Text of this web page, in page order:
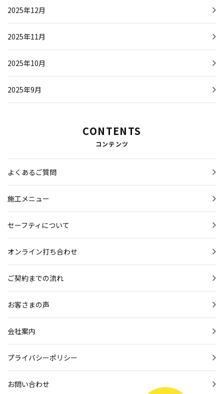
2025年12月
2025年11月
2025年10月
2025年9月
CONTENTS
コンテンツ
よくあるご質問
施工メニュー
セーフティについて
オンライン打ち合わせ
ご契約までの流れ
お客さまの声
会社案内
プライバシーポリシー
お問い合わせ